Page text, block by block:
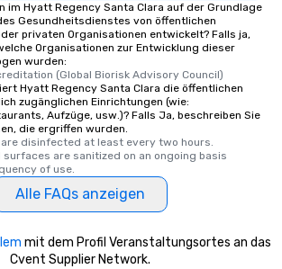
im Hyatt Regency Santa Clara auf der Grundlage
Gesundheitsdienstes von öffentlichen
privaten Organisationen entwickelt? Falls ja,
Organisationen zur Entwicklung dieser
wurden:
(Global Biorisk Advisory Council)
Hyatt Regency Santa Clara die öffentlichen
zugänglichen Einrichtungen (wie:
Aufzüge, usw.)? Falls Ja, beschreiben Sie
die ergriffen wurden.
are disinfected at least every two hours.
are sanitized on an ongoing basis
of use.
Alle FAQs anzeigen
mit dem Profil Veranstaltungsortes an das
Cvent Supplier Network.